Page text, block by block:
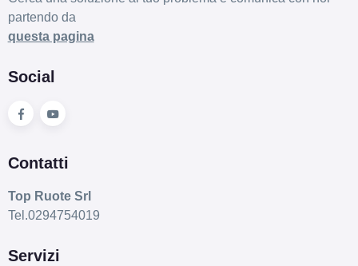
partendo da
questa pagina
Social
Contatti
Top Ruote Srl
Tel.0294754019
Servizi